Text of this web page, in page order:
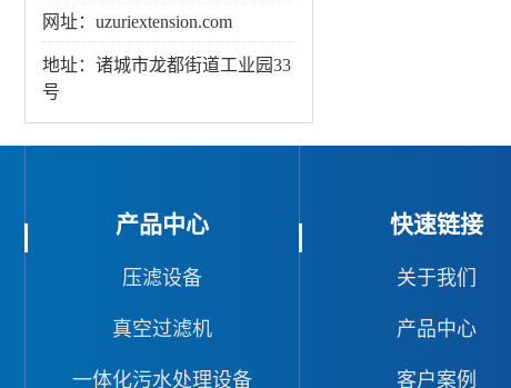
网址：uzuriextension.com
地址：诸城市龙都街道工业园33
号
产品中心
压滤设备
真空过滤机
一体化污水处理设备
快速链接
关于我们
产品中心
客户案例